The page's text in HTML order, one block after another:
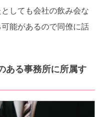
しても会社の飲み会な
能があるので同僚に話
ある事務所に所属す